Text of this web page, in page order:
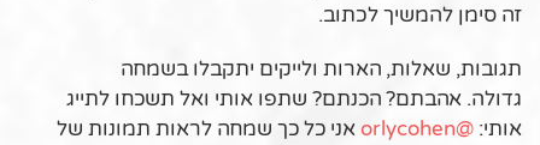
זה סימן להמשיך לכתוב.
תגובות, שאלות, הארות ולייקים יתקבלו בשמחה
גדולה. אהבתם? הכנתם? שתפו אותי ואל תשכחו לתייג
אותי: @orlycohen
אני כל כך שמחה לראות תמונות של